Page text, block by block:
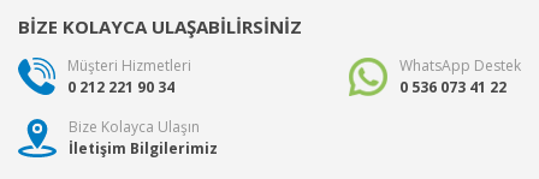
BİZE KOLAYCA ULAŞABİLİRSİNİZ
Müşteri Hizmetleri
0 212 221 90 34
WhatsApp Destek
0 536 073 41 22
Bize Kolayca Ulaşın
İletişim Bilgilerimiz